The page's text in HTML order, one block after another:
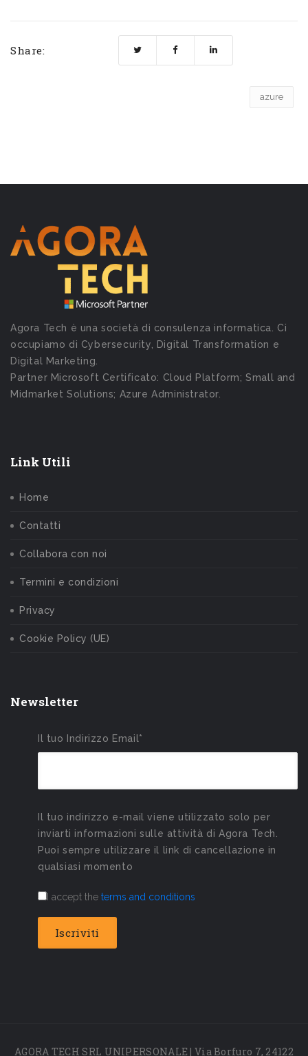
Share:
azure
Agora Tech è una società di consulenza informatica. Ci
occupiamo di Cybersecurity, Digital Transformation e
Digital Marketing.
Partner Microsoft Certificato: Cloud Platform; Small and
Midmarket Solutions; Azure Administrator.
Link Utili
Home
Contatti
Collabora con noi
Termini e condizioni
Privacy
Cookie Policy (UE)
Newsletter
Il tuo Indirizzo Email*
Il tuo indirizzo e-mail viene utilizzato solo per
inviarti informazioni sulle attività di Agora Tech.
Puoi sempre utilizzare il link di cancellazione in
qualsiasi momento
I accept the terms and conditions
AGORA TECH SRL UNIPERSONALE | Via Borfuro 7, 24122